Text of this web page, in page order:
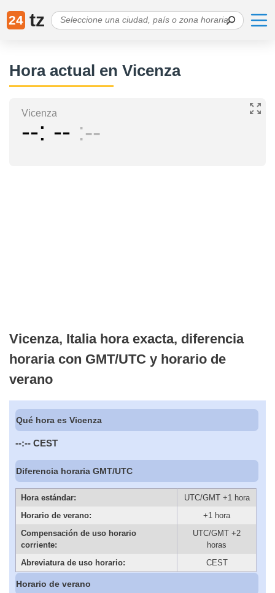
24 tz
Hora actual en Vicenza
Vicenza
-- -- --
Vicenza, Italia hora exacta, diferencia
horaria con GMT/UTC y horario de
verano
Qué hora es Vicenza
--:-- CEST
Diferencia horaria GMT/UTC
Hora estándar:
UTC/GMT +1 hora
Horario de verano:
+1 hora
Compensación de uso horario
corriente:
UTC/GMT +2
horas
Abreviatura de uso horario:
CEST
Horario de verano